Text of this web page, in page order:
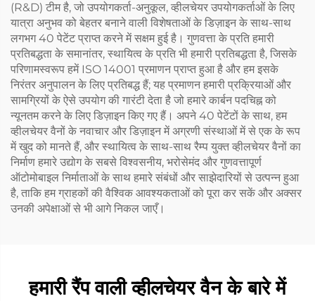
(R&D) टीम है, जो उपयोगकर्ता-अनुकूल, व्हीलचेयर उपयोगकर्ताओं के लिए
यात्रा अनुभव को बेहतर बनाने वाली विशेषताओं के डिज़ाइन के साथ-साथ
लगभग 40 पेटेंट प्राप्त करने में सक्षम हुई है। गुणवत्ता के प्रति हमारी
प्रतिबद्धता के समानांतर, स्थायित्व के प्रति भी हमारी प्रतिबद्धता है, जिसके
परिणामस्वरूप हमें ISO 14001 प्रमाणन प्राप्त हुआ है और हम इसके
निरंतर अनुपालन के लिए प्रतिबद्ध हैं; यह प्रमाणन हमारी प्रक्रियाओं और
सामग्रियों के ऐसे उपयोग की गारंटी देता है जो हमारे कार्बन पदचिह्न को
न्यूनतम करने के लिए डिज़ाइन किए गए हैं। अपने 40 पेटेंटों के साथ, हम
व्हीलचेयर वैनों के नवाचार और डिज़ाइन में अग्रणी संस्थाओं में से एक के रूप
में खुद को मानते हैं, और स्थायित्व के साथ-साथ रैम्प युक्त व्हीलचेयर वैनों का
निर्माण हमारे उद्योग के सबसे विश्वसनीय, भरोसेमंद और गुणवत्तापूर्ण
ऑटोमोबाइल निर्माताओं के साथ हमारे संबंधों और साझेदारियों से उत्पन्न हुआ
है, ताकि हम ग्राहकों की वैश्विक आवश्यकताओं को पूरा कर सकें और अक्सर
उनकी अपेक्षाओं से भी आगे निकल जाएँ।
हमारी रैंप वाली व्हीलचेयर वैन के बारे में